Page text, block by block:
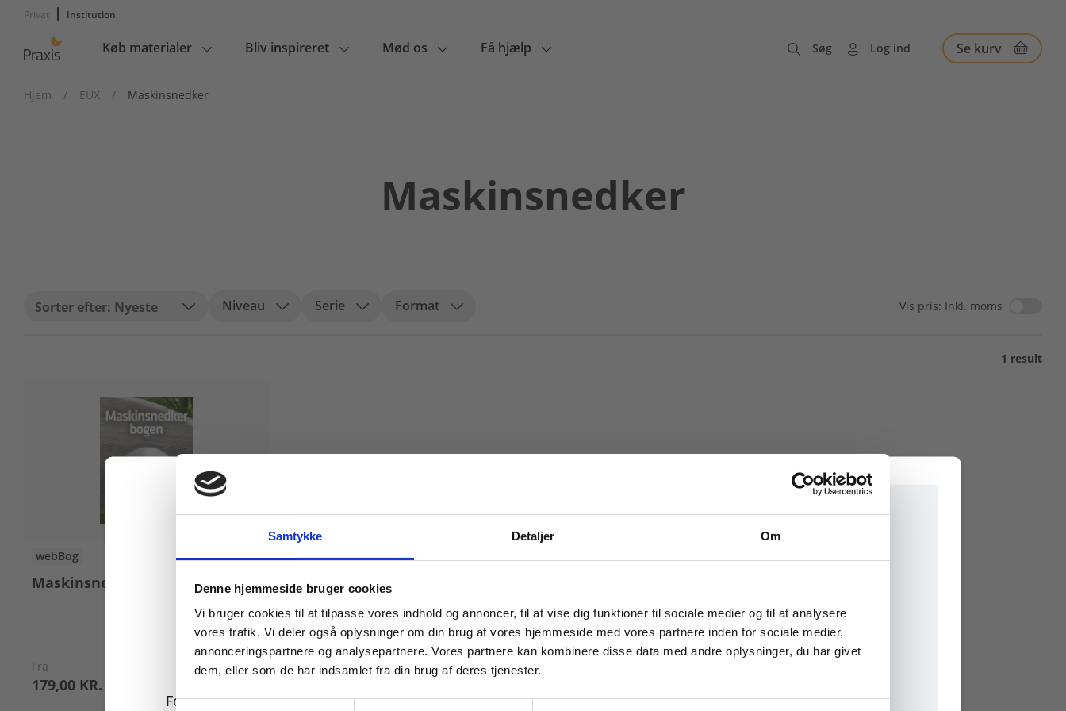
Samtykke Detaljer Om
Denne hjemmeside bruger cookies
Vi bruger cookies til at tilpasse vores indhold og annoncer, til at vise dig funktioner til sociale medier og til at analysere
vores trafik. Vi deler også oplysninger om din brug af vores hjemmeside med vores partnere inden for sociale medier,
annonceringspartnere og analysepartnere. Vores partnere kan kombinere disse data med andre oplysninger, du har givet
dem, eller som de har indsamlet fra din brug af deres tjenester.
Samtykkevalg
Privat Institution
Main
Køb materialer Bliv inspireret Mød os Få hjælp Søg Log ind Se kurv
Hjem / EUX / Maskinsnedker
Maskinsnedker
Nyeste Niveau Serie Format Vis pris: Inkl. moms
1 result
webBog
Maskinsnedkerbogen
Fra
179,00 KR.
Køb læremidler og find masterclasses mm.
For privatkunder og
For institutioner og
Tilgå dine onlinematerialer